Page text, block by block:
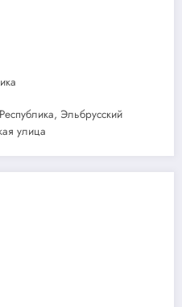
Эльбрусский
улица